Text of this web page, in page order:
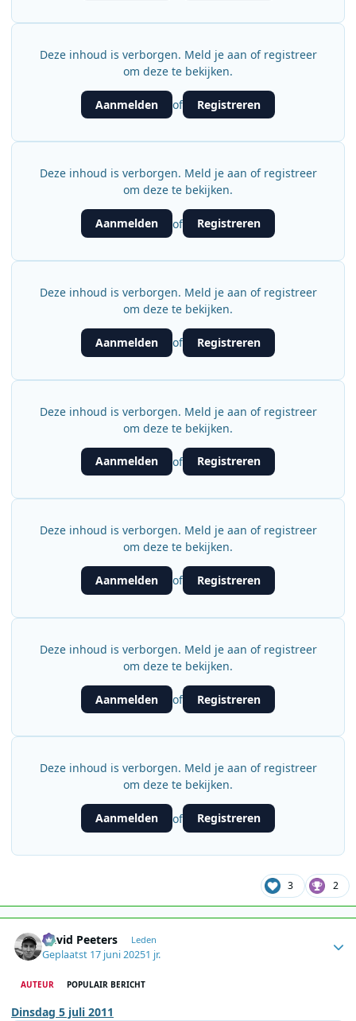
Deze inhoud is verborgen. Meld je aan of registreer
om deze te bekijken.
Aanmelden of Registreren
Deze inhoud is verborgen. Meld je aan of registreer
om deze te bekijken.
Aanmelden of Registreren
Deze inhoud is verborgen. Meld je aan of registreer
om deze te bekijken.
Aanmelden of Registreren
Deze inhoud is verborgen. Meld je aan of registreer
om deze te bekijken.
Aanmelden of Registreren
Deze inhoud is verborgen. Meld je aan of registreer
om deze te bekijken.
Aanmelden of Registreren
Deze inhoud is verborgen. Meld je aan of registreer
om deze te bekijken.
Aanmelden of Registreren
Deze inhoud is verborgen. Meld je aan of registreer
om deze te bekijken.
Aanmelden of Registreren
3 2
David Peeters Leden
Geplaatst 17 juni 20251 jr.
AUTEUR POPULAIR BERICHT
Dinsdag 5 juli 2011